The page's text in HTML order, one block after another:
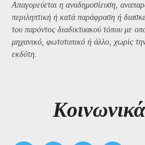
Απαγορεύεται η αναδημοσίευση,
περιληπτική ή κατά παράφραση ή
του παρόντος διαδικτυακού τόπου με
μηχανικό, φωτοτυπικό ή άλλο, χωρίς
εκδότη.